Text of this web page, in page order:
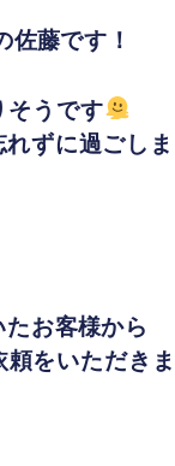
佐藤です！
そうです
れずに過ごし
お客様から
をいただき